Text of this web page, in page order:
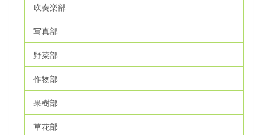
吹奏楽部
写真部
野菜部
作物部
果樹部
草花部